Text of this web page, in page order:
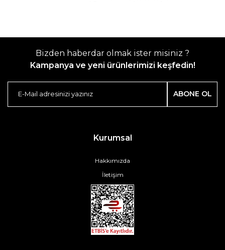
Bizden haberdar olmak ister misiniz ?
Kampanya ve yeni ürünlerimizi keşfedin!
ABONE OL
Kurumsal
Hakkımızda
İletişim